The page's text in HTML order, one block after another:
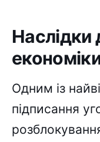
Наслідки
Одним із
підписання